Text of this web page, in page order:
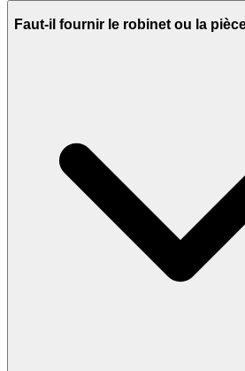
Faut-il fournir le robinet ou la